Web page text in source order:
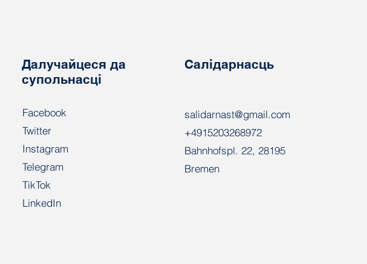
Далучайцеся да
супольнасці
Facebook
Twitter
Instagram
Telegram
TikTok
LinkedIn
Салідарнасць
salidarnast@gmail.com
+4915203268972
Bahnhofspl. 22, 28195
Bremen